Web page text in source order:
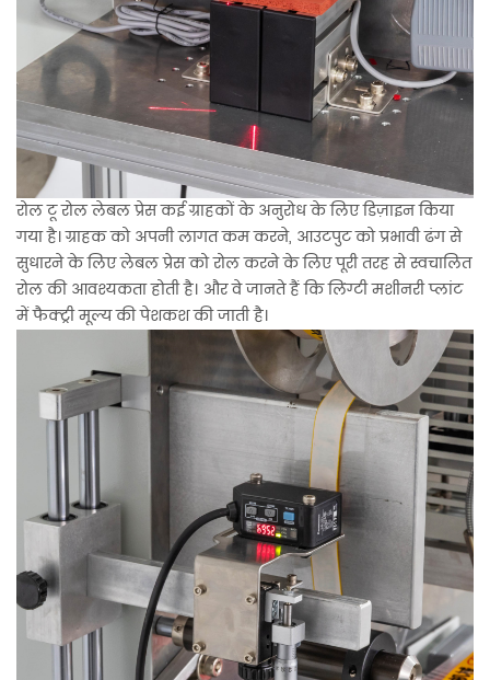
रोल टू रोल लेबल प्रेस कई ग्राहकों के अनुरोध के लिए डिज़ाइन किया
गया है। ग्राहक को अपनी लागत कम करने, आउटपुट को प्रभावी ढंग से
सुधारने के लिए लेबल प्रेस को रोल करने के लिए पूरी तरह से स्वचालित
रोल की आवश्यकता होती है। और वे जानते हैं कि लिंग्टी मशीनरी प्लांट
में फैक्ट्री मूल्य की पेशकश की जाती है।